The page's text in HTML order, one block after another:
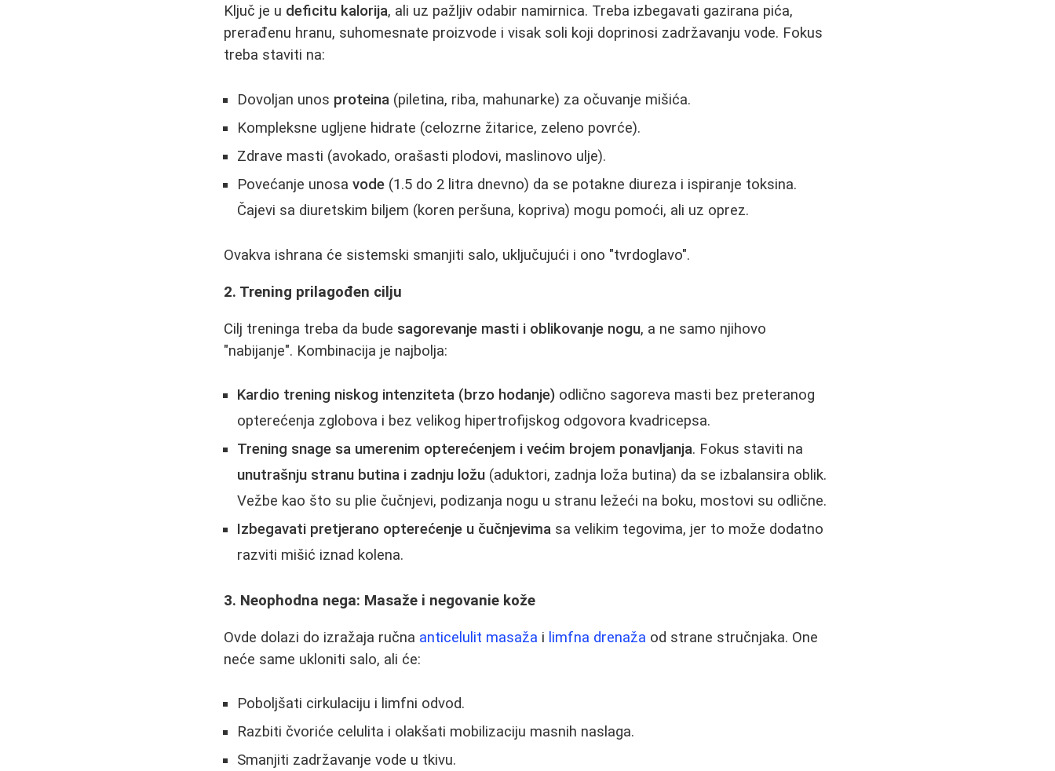
Ključ je u deficitu kalorija, ali uz pažljiv odabir namirnica. Treba izbegavati gazirana pića,
prerađenu hranu, suhomesnate proizvode i visak soli koji doprinosi zadržavanju vode. Fokus
treba staviti na:
Dovoljan unos proteina (piletina, riba, mahunarke) za očuvanje mišića.
Kompleksne ugljene hidrate (celozrne žitarice, zeleno povrće).
Zdrave masti (avokado, orašasti plodovi, maslinovo ulje).
Povećanje unosavode (1.5 do 2 litra dnevno) da se potakne diureza i ispiranje toksina.
Čajevi sa diuretskim biljem (koren peršuna, kopriva) mogu pomoći, ali uz oprez.
Ovakva ishrana će sistemski smanjiti salo, uključujući i ono "tvrdoglavo".
2. Trening prilagođen cilju
Cilj treninga treba da bude sagorevanje masti i oblikovanje nogu, a ne samo njihovo
"nabijanje". Kombinacija je najbolja:
Kardio trening niskog intenziteta (brzo hodanje) odlično sagoreva masti bez preteranog
opterećenja zglobova i bez velikog hipertrofijskog odgovora kvadricepsa.
Trening snage sa umerenim opterećenjem i većim brojem ponavljanja. Fokus staviti na
unutrašnju stranu butina i zadnju ložu (aduktori, zadnja loža butina) da se izbalansira oblik.
Vežbe kao što su plie čučnjevi, podizanja nogu u stranu ležeći na boku, mostovi su odlične.
Izbegavati pretjerano opterećenje u čučnjevima sa velikim tegovima, jer to može dodatno
razviti mišić iznad kolena.
3. Neophodna nega: Masaže i negovanie kože
Ovde dolazi do izražaja ručna anticelulit masaža i limfna drenaža od strane stručnjaka. One
neće same ukloniti salo, ali će:
Poboljšati cirkulaciju i limfni odvod.
Razbiti čvoriće celulita i olakšati mobilizaciju masnih naslaga.
Smanjiti zadržavanje vode u tkivu.